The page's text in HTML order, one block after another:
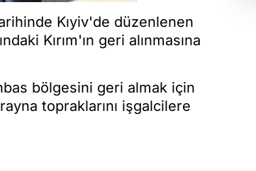
Kıyiv'de düzenlenen
Kırım'ın geri alınmasına
bölgesini geri almak için
topraklarını işgalcilere